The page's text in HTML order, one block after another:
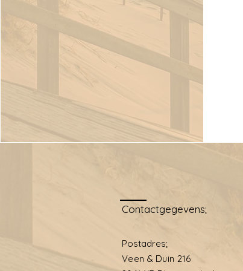
Contactgegevens;
Postadres;
Veen & Duin 216